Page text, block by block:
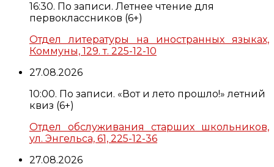
16:30. По записи. Летнее чтение для
первоклассников (6+)
Отдел литературы на иностранных языках,
Коммуны, 129. т. 225-12-10
27.08.2026
10:00. По записи. «Вот и лето прошло!» летний
квиз (6+)
Отдел обслуживания старших школьников,
ул. Энгельса, 61, 225-12-36
27.08.2026